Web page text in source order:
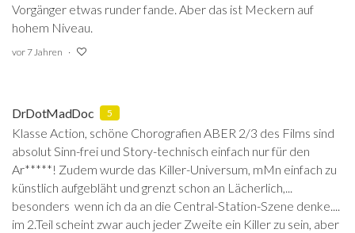
Vorgänger etwas runder fande. Aber das ist Meckern auf
hohem Niveau.
vor 7 Jahren
DrDotMadDoc 5
Klasse Action, schöne Chorografien ABER 2/3 des Films sind
absolut Sinn-frei und Story-technisch einfach nur für den
Ar*****! Zudem wurde das Killer-Universum, mMn einfach zu
künstlich aufgebläht und grenzt schon an Lächerlich,...
besonders wenn ich da an die Central-Station-Szene denke....
im 2.Teil scheint zwar auch jeder Zweite ein Killer zu sein, aber